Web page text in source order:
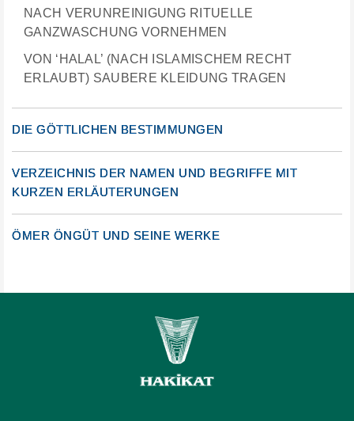
NACH VERUNREINIGUNG RITUELLE
GANZWASCHUNG VORNEHMEN
VON ‘HALAL’ (NACH ISLAMISCHEM RECHT
ERLAUBT) SAUBERE KLEIDUNG TRAGEN
DIE GÖTTLICHEN BESTIMMUNGEN
VERZEICHNIS DER NAMEN UND BEGRIFFE MIT
KURZEN ERLÄUTERUNGEN
ÖMER ÖNGÜT UND SEINE WERKE